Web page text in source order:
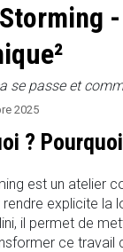
se passe et
2025
?
est un atelier
explicite la
il permet de
ce travail